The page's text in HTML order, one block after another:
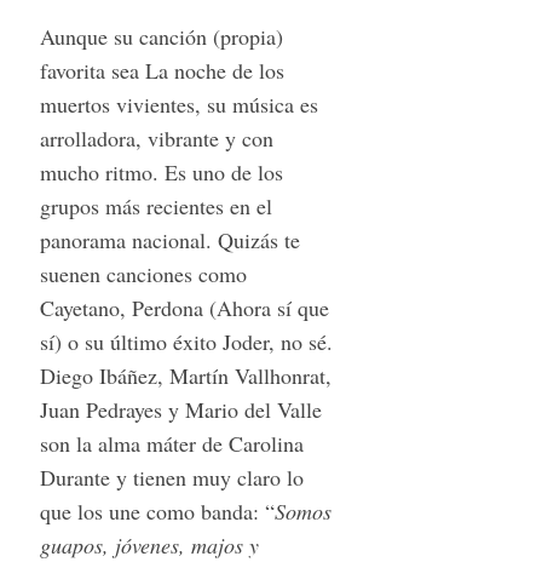
Aunque su canción (propia)
favorita sea La noche de los
muertos vivientes, su música es
arrolladora, vibrante y con
mucho ritmo. Es uno de los
grupos más recientes en el
panorama nacional. Quizás te
suenen canciones como
Cayetano, Perdona (Ahora sí que
sí) o su último éxito Joder, no sé.
Diego Ibáñez, Martín Vallhonrat,
Juan Pedrayes y Mario del Valle
son la alma máter de Carolina
Durante y tienen muy claro lo
que los une como banda: “Somos
guapos, jóvenes, majos y